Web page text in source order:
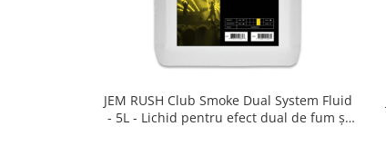
JEM RUSH Club Smoke Dual System Fluid
- 5L - Lichid pentru efect dual de fum și